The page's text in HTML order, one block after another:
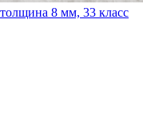
8 мм, 33 класс